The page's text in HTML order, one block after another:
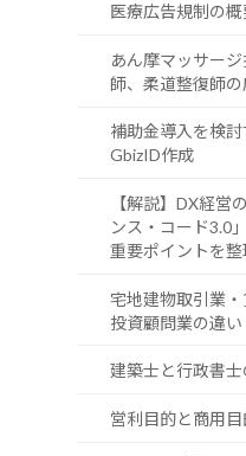
医療広告規制の概
あん摩マッサー
師、柔道整復師
補助金導入を検
GbizID作成
【解説】DX経営
ンス・コード3.0
重要ポイントを整
宅地建物取引業
投資顧問業の違い
建築士と行政書
営利目的と商用